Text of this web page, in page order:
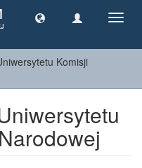
Komisji